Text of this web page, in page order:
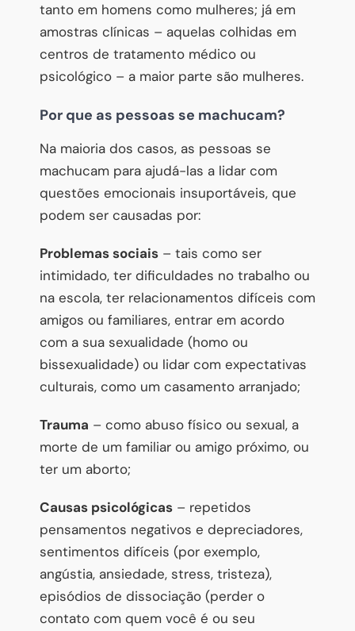
tanto em homens como mulheres; já em
amostras clínicas – aquelas colhidas em
centros de tratamento médico ou
psicológico – a maior parte são mulheres.
Por que as pessoas se machucam?
Na maioria dos casos, as pessoas se
machucam para ajudá-las a lidar com
questões emocionais insuportáveis, que
podem ser causadas por:
Problemas sociais – tais como ser
intimidado, ter dificuldades no trabalho ou
na escola, ter relacionamentos difíceis com
amigos ou familiares, entrar em acordo
com a sua sexualidade (homo ou
bissexualidade) ou lidar com expectativas
culturais, como um casamento arranjado;
Trauma – como abuso físico ou sexual, a
morte de um familiar ou amigo próximo, ou
ter um aborto;
Causas psicológicas – repetidos
pensamentos negativos e depreciadores,
sentimentos difíceis (por exemplo,
angústia, ansiedade, stress, tristeza),
episódios de dissociação (perder o
contato com quem você é ou seu